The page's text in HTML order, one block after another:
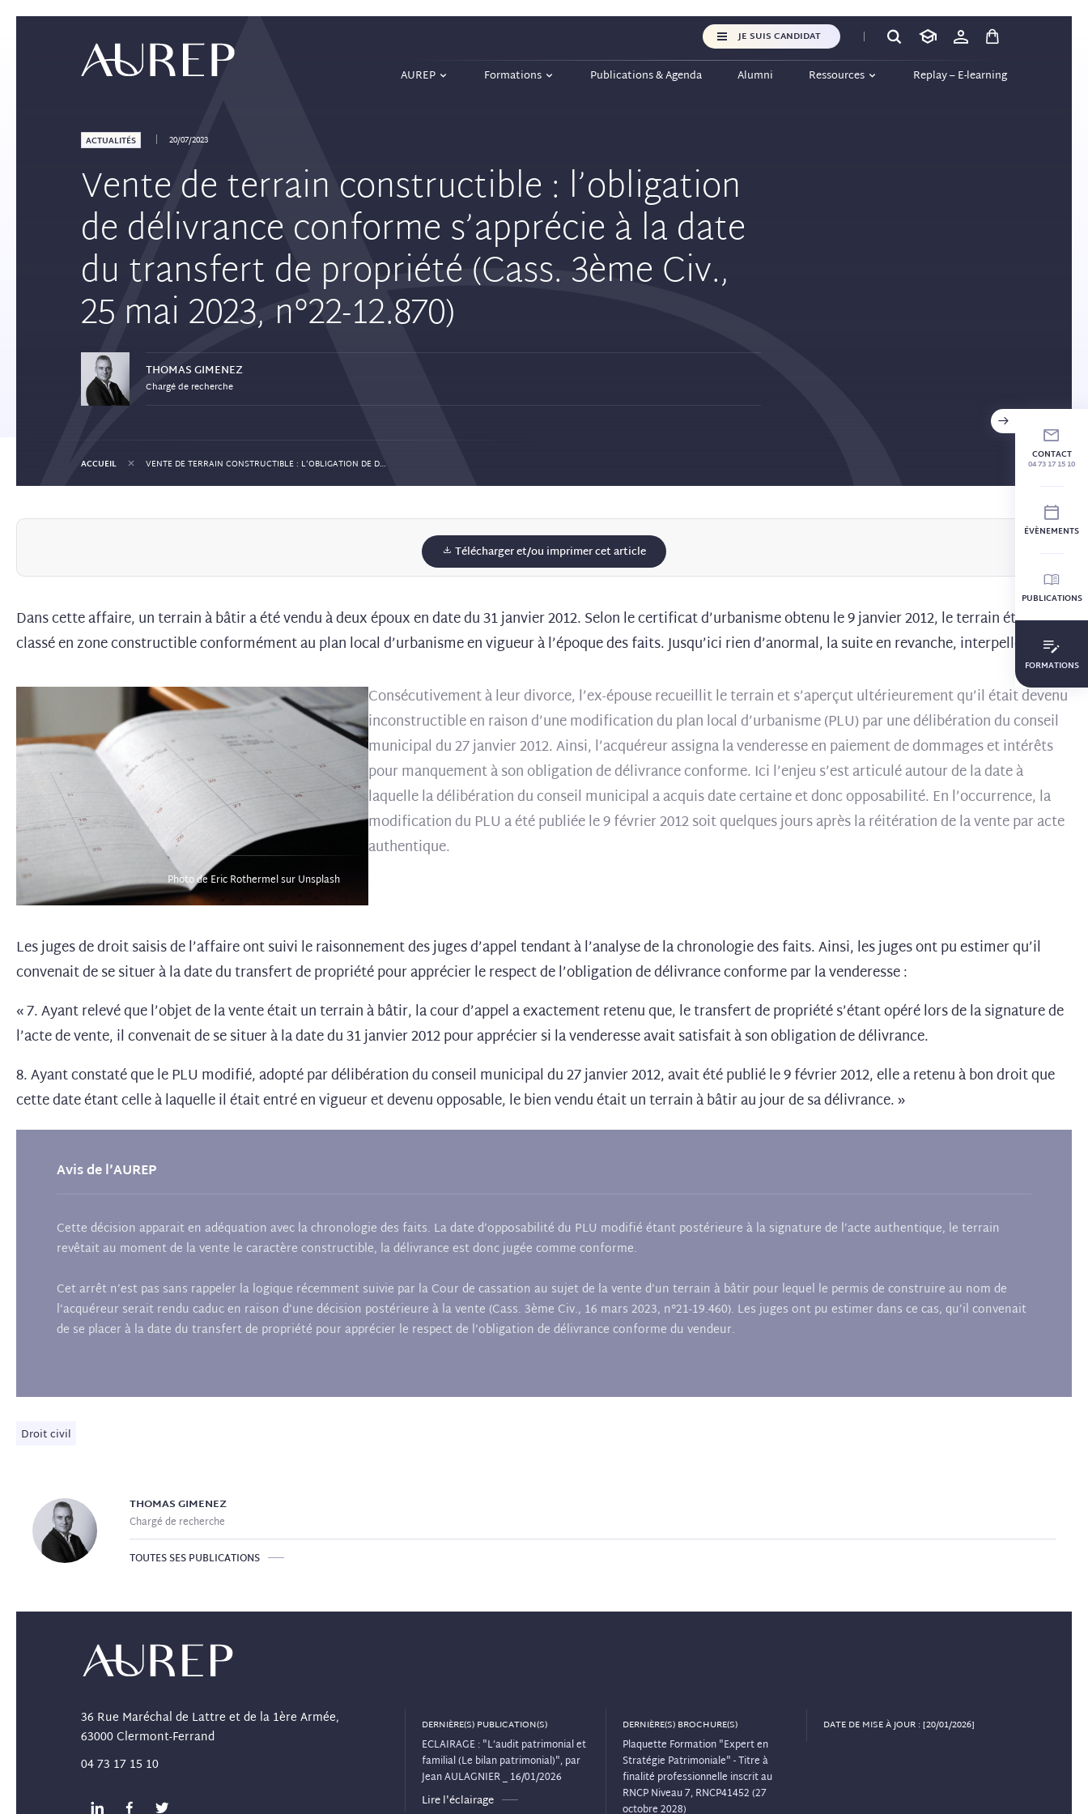
CONTACT
04 73 17 15 10
ÉVÈNEMENTS
PUBLICATIONS
FORMATIONS
JE SUIS CANDIDAT
AUREP Formations Publications & Agenda Alumni Ressources Replay – E-learning
ACTUALITÉS 20/07/2023
Vente de terrain constructible : l’obligation
de délivrance conforme s’apprécie à la date
du transfert de propriété (Cass. 3ème Civ.,
25 mai 2023, n°22-12.870)
THOMASGIMENEZ
Chargé de recherche
ACCUEIL + VENTE DE TERRAIN CONSTRUCTIBLE : L’OBLIGATION DE DÉLIVRANCE CONFORME S’APPRÉCIE À LA DATE DU TRANSFERT DE PROPRIÉTÉ (CASS. 3ÈME CIV., 25 MAI 2023, N°22-12.870)
Télécharger et/ou imprimer cet article
Dans cette affaire, un terrain à bâtir a été vendu à deux époux en date du 31 janvier 2012. Selon le certificat d’urbanisme obtenu le 9 janvier 2012, le terrain était
classé en zone constructible conformément au plan local d’urbanisme en vigueur à l’époque des faits. Jusqu’ici rien d’anormal, la suite en revanche, interpelle.
Photo de Eric Rothermel sur Unsplash
Consécutivement à leur divorce, l’ex-épouse recueillit le terrain et s’aperçut ultérieurement qu’il était devenu
inconstructible en raison d’une modification du plan local d’urbanisme (PLU) par une délibération du conseil
municipal du 27 janvier 2012. Ainsi, l’acquéreur assigna la venderesse en paiement de dommages et intérêts
pour manquement à son obligation de délivrance conforme. Ici l’enjeu s’est articulé autour de la date à
laquelle la délibération du conseil municipal a acquis date certaine et donc opposabilité. En l’occurrence, la
modification du PLU a été publiée le 9 février 2012 soit quelques jours après la réitération de la vente par acte
authentique.
Les juges de droit saisis de l’affaire ont suivi le raisonnement des juges d’appel tendant à l’analyse de la chronologie des faits. Ainsi, les juges ont pu estimer qu’il
convenait de se situer à la date du transfert de propriété pour apprécier le respect de l’obligation de délivrance conforme par la venderesse :
« 7. Ayant relevé que l’objet de la vente était un terrain à bâtir, la cour d’appel a exactement retenu que, le transfert de propriété s’étant opéré lors de la signature de
l’acte de vente, il convenait de se situer à la date du 31 janvier 2012 pour apprécier si la venderesse avait satisfait à son obligation de délivrance.
8. Ayant constaté que le PLU modifié, adopté par délibération du conseil municipal du 27 janvier 2012, avait été publié le 9 février 2012, elle a retenu à bon droit que
cette date étant celle à laquelle il était entré en vigueur et devenu opposable, le bien vendu était un terrain à bâtir au jour de sa délivrance. »
Avis de l’AUREP
Cette décision apparait en adéquation avec la chronologie des faits. La date d’opposabilité du PLU modifié étant postérieure à la signature de l’acte authentique, le terrain
revêtait au moment de la vente le caractère constructible, la délivrance est donc jugée comme conforme.
Cet arrêt n’est pas sans rappeler la logique récemment suivie par la Cour de cassation au sujet de la vente d’un terrain à bâtir pour lequel le permis de construire au nom de
l’acquéreur serait rendu caduc en raison d’une décision postérieure à la vente (Cass. 3ème Civ., 16 mars 2023, n°21-19.460). Les juges ont pu estimer dans ce cas, qu’il convenait
de se placer à la date du transfert de propriété pour apprécier le respect de l’obligation de délivrance conforme du vendeur.
Droit civil
THOMASGIMENEZ
Chargé de recherche
TOUTES SES PUBLICATIONS
36 Rue Maréchal de Lattre et de la 1ère Armée,
63000 Clermont-Ferrand
04 73 17 15 10
DERNIÈRE(S) PUBLICATION(S)
ECLAIRAGE : "L’audit patrimonial et
familial (Le bilan patrimonial)", par
Jean AULAGNIER _ 16/01/2026
Lire l'éclairage
DERNIÈRE(S) BROCHURE(S)
Plaquette Formation "Expert en
Stratégie Patrimoniale" - Titre à
finalité professionnelle inscrit au
RNCP Niveau 7, RNCP41452 (27
octobre 2028)
DATE DE MISE À JOUR : [20/01/2026]